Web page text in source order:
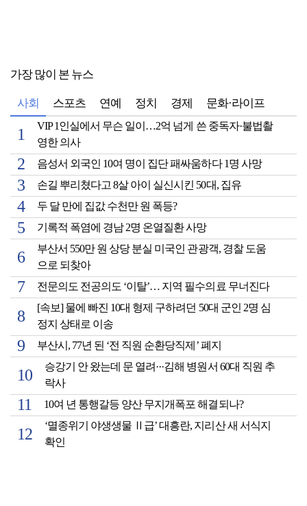
가장 많이 본 뉴스
사회 스포츠 연예 정치 경제 문화·라이프
VIP 1인실에서 무슨 일이…2억 넘게 쓴 중독자·불법촬
영한 의사
음성서 외국인 10여 명이 집단 패싸움하다 1명 사망
손길 뿌리쳤다고 8살 아이 실신시킨 50대, 집유
두 달 만에 집값 수천만 원 폭등?
기록적 폭염에 경남 2명 온열질환 사망
부산서 550만 원 상당 분실 미국인 관광객, 경찰 도움
으로 되찾아
전문의도 전공의도 ‘이탈’… 지역 필수의료 무너진다
[속보] 물에 빠진 10대 형제 구하려던 50대 군인 2명 심
정지 상태로 이송
부산시, 77년 된 ‘전 직원 순환당직제’ 폐지
승강기 안 왔는데 문 열려···김해 병원서 60대 직원 추
락사
10여 년 통행갈등 양산 무지개폭포 해결되나?
‘멸종위기 야생생물 Ⅱ급’ 대흥란, 지리산 새 서식지
확인